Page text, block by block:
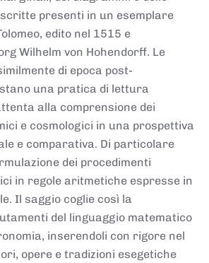
presenti in un esemplare
edito nel 1515 e
Wilhelm von Hohendorff. Le
di epoca post-
una pratica di lettura
alla comprensione dei
e cosmologici in una prospettiva
e comparativa. Di particolare
dei procedimenti
in regole aritmetiche espresse in
Il saggio coglie così la
del linguaggio matematico
inserendoli con rigore nel
opere e tradizioni esegetiche